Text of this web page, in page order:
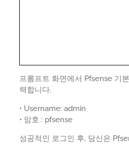
프롬프트 화면에서 Pfsense 기
력합니다.
• Username: admin
• 암호 : pfsense
성공적인 로그인 후, 당신은